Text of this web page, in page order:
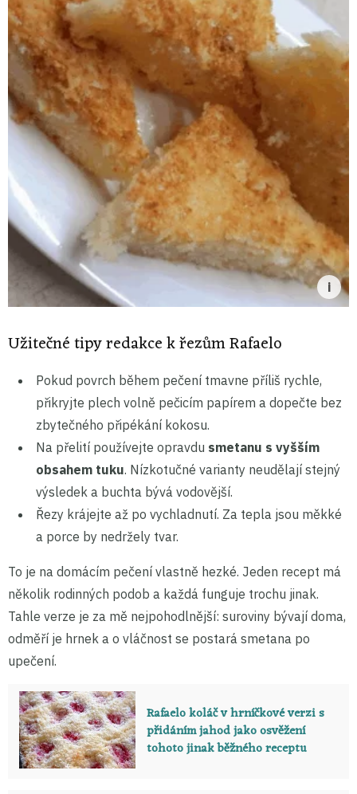
Užitečné tipy redakce k řezům Rafaelo
Pokud povrch během pečení tmavne příliš rychle,
přikryjte plech volně pečicím papírem a dopečte bez
zbytečného připékání kokosu.
Na přelití používejte opravdu smetanu s vyšším
obsahem tuku. Nízkotučné varianty neudělají stejný
výsledek a buchta bývá vodovější.
Řezy krájejte až po vychladnutí. Za tepla jsou měkké
a porce by nedržely tvar.
To je na domácím pečení vlastně hezké. Jeden recept má
několik rodinných podob a každá funguje trochu jinak.
Tahle verze je za mě nejpohodlnější: suroviny bývají doma,
odměří je hrnek a o vláčnost se postará smetana po
upečení.
Rafaelo koláč v hrníčkové verzi s
přidáním jahod jako osvěžení
tohoto jinak běžného receptu